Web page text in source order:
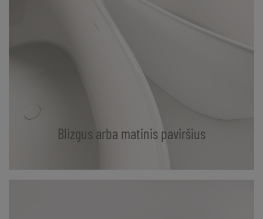
Blizgus arba matinis paviršius